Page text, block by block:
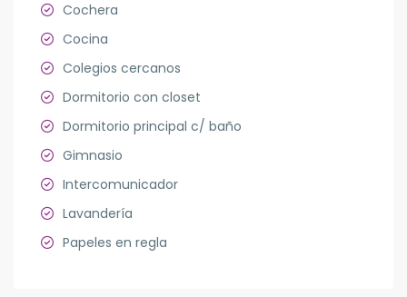
Cochera
Cocina
Colegios cercanos
Dormitorio con closet
Dormitorio principal c/ baño
Gimnasio
Intercomunicador
Lavandería
Papeles en regla